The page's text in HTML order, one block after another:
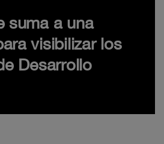
suma a una
visibilizar los
Desarrollo